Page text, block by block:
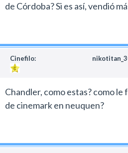
de Córdoba? Si es así, vendió
Cinefilo:
Chandler, como estas? como
de cinemark en neuquen?